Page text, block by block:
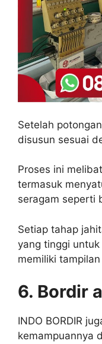
Setelah
disusun sesuai
Proses ini
termasuk
seragam seperti
Setiap tahap
yang tinggi
memiliki
6. Bordir
INDO BORDIR
kemampuannya